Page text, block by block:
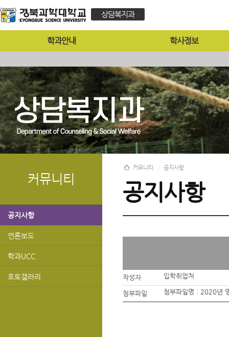
상담복지과
학과안내 학사정보
커뮤니티
공지사항
언론보도
학과UCC
포토갤러리
커뮤니티 공지사항
공지사항
작성자 입학취업처
첨부파일 첨부파일명 : 2020년